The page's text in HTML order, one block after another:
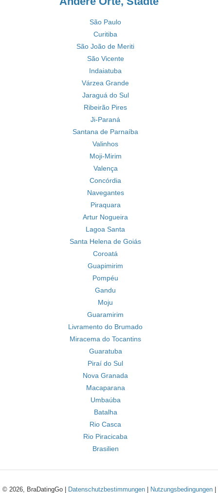
São Paulo
Curitiba
São João de Meriti
São Vicente
Indaiatuba
Várzea Grande
Jaraguá do Sul
Ribeirão Pires
Ji-Paraná
Santana de Parnaíba
Valinhos
Moji-Mirim
Valença
Concórdia
Navegantes
Piraquara
Artur Nogueira
Lagoa Santa
Santa Helena de Goiás
Coroatá
Guapimirim
Pompéu
Gandu
Moju
Guaramirim
Livramento do Brumado
Miracema do Tocantins
Guaratuba
Piraí do Sul
Nova Granada
Macaparana
Umbaúba
Batalha
Rio Casca
Rio Piracicaba
Brasilien
© 2026, BraDatingGo | Datenschutzbestimmungen| Nutzungsbedingungen|